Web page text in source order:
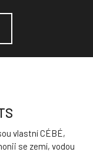
vlastní CÉBÉ,
se zemí, vodou